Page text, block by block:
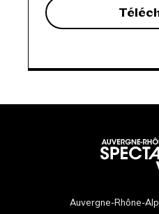
Auvergne-Rhône-